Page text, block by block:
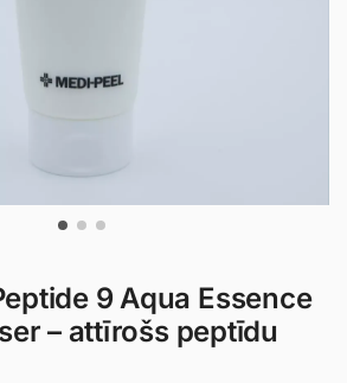
9 Aqua Essence
– attīrošs peptīdu